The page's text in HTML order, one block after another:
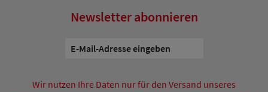
Newsletter abonnieren
Wir nutzen Ihre Daten nur für den Versand unseres